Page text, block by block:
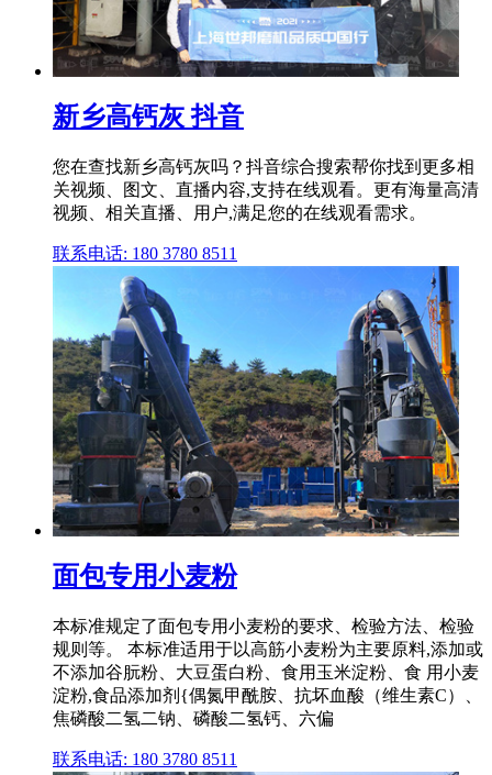
新乡高钙灰 抖音
您在查找新乡高钙灰吗？抖音综合搜索帮你找到更多相
关视频、图文、直播内容,支持在线观看。更有海量高清
视频、相关直播、用户,满足您的在线观看需求。
联系电话: 180 3780 8511
面包专用小麦粉
本标准规定了面包专用小麦粉的要求、检验方法、检验
规则等。 本标准适用于以高筋小麦粉为主要原料,添加或
不添加谷朊粉、大豆蛋白粉、食用玉米淀粉、食 用小麦
淀粉,食品添加剂{偶氮甲酰胺、抗坏血酸（维生素C）、
焦磷酸二氢二钠、磷酸二氢钙、六偏
联系电话: 180 3780 8511